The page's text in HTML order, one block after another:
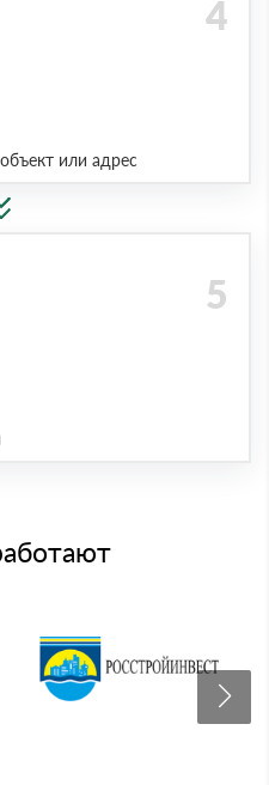
или адрес